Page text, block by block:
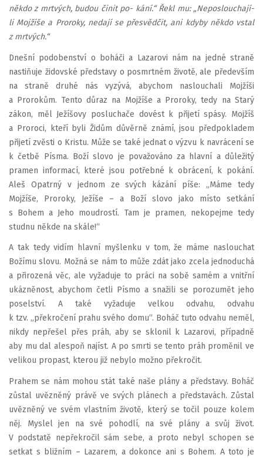
někdo z mrtvých, budou činit po- kání.“ Řekl mu: „Neposlouchají-
li Mojžíše a Proroky, nedají se přesvědčit, ani kdyby někdo vstal
z mrtvých.“
Dnešní podobenství o boháči a Lazarovi nám na jedné straně
nastiňuje židovské představy o posmrtném životě, ale především
na straně druhé nás vyzývá, abychom naslouchali Mojžíši
a Prorokům. Tento důraz na Mojžíše a Proroky, tedy na Starý
zákon, měl Ježíšovy posluchače dovést k přijetí spásy. Mojžíš
a Proroci, kteří byli Židům důvěrně známí, jsou předpokladem
přijetí zvěsti o Kristu. Může se také jednat o výzvu k navrácení se
k četbě Písma. Boží slovo je považováno za hlavní a důležitý
pramen informací, které jsou potřebné k obrácení, k pokání.
Aleš Opatrný v jednom ze svých kázání píše: „Máme tedy
Mojžíše, Proroky, Ježíše – a Boží slovo jako místo setkání
s Bohem a Jeho moudrostí. Tam je pramen, nekopejme tedy
studnu někde na skále!“
A tak tedy vidím hlavní myšlenku v tom, že máme naslouchat
Božímu slovu. Možná se nám to může zdát jako zcela jednoduchá
a přirozená věc, ale vyžaduje to práci na sobě samém a vnitřní
ukázněnost, abychom četli Písmo a snažili se porozumět jeho
poselství. A také vyžaduje velkou odvahu, odvahu
k tzv. „překročení prahu svého domu“. Boháč tuto odvahu neměl,
nikdy nepřešel přes práh, aby se sklonil k Lazarovi, případně
aby mu dal alespoň najíst. A po smrti se tento práh proměnil ve
velikou propast, kterou již nebylo možno překročit.
Prahem se nám mohou stát také naše plány a představy. Boháč
zůstal uvězněný právě ve svých plánech a představách. Zůstal
uvězněný ve svém vlastním životě, který se točil pouze kolem
něj. Myslel jen na své pohodlí, na své plány a svůj život.
V podstatě nepřekročil sám sebe, a proto nebyl schopen se
setkat s bližním – Lazarem, a dokonce ani s Bohem. A toto je